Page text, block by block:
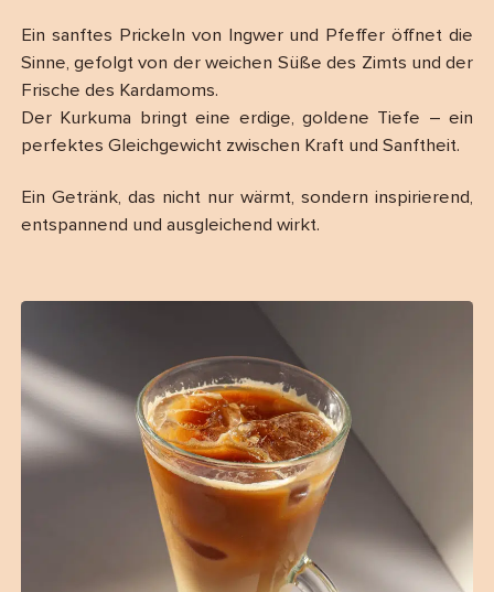
Ein sanftes Prickeln von Ingwer und Pfeffer öffnet die
Sinne, gefolgt von der weichen Süße des Zimts und der
Frische des Kardamoms.
Der Kurkuma bringt eine erdige, goldene Tiefe – ein
perfektes Gleichgewicht zwischen Kraft und Sanftheit.
Ein Getränk, das nicht nur wärmt, sondern inspirierend,
entspannend und ausgleichend wirkt.